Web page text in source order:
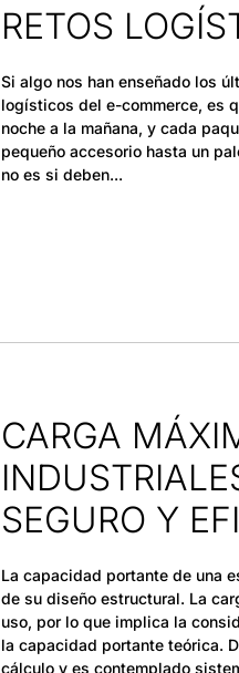
RETOS
Si algo nos han enseñado los
logísticos del e-commerce, es
noche a la mañana, y cada
pequeño accesorio hasta un
no es si deben
CARGA
SEGURO Y
La capacidad portante de una
de su diseño estructural. La
uso, por lo que implica la
la capacidad portante teórica.
cálculo y es contemplado